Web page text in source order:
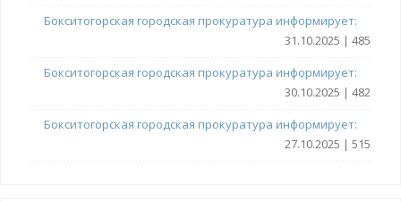
Бокситогорская городская прокуратура информирует:
31.10.2025 | 485
Бокситогорская городская прокуратура информирует:
30.10.2025 | 482
Бокситогорская городская прокуратура информирует:
27.10.2025 | 515